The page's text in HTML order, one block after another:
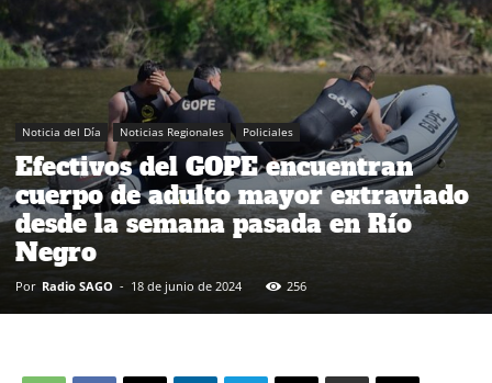
Noticia del Día Noticias Regionales Policiales
Efectivos del GOPE encuentran
cuerpo de adulto mayor extraviado
desde la semana pasada en Río
Negro
Por Radio SAGO - 18 de junio de 2024 256